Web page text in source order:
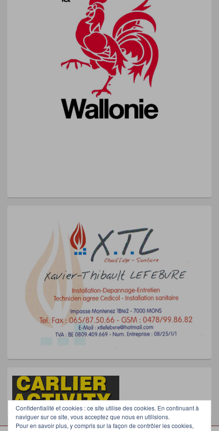
Confidentialité et cookies : ce site utilise des cookies. En continuant à
naviguer sur ce site, vous acceptez que nous en utilisions.
Pour en savoir plus, y compris sur la façon de contrôler les cookies,